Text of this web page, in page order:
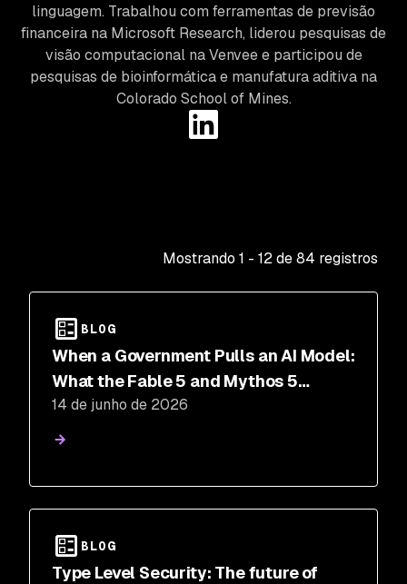
linguagem. Trabalhou com ferramentas de previsão
financeira na Microsoft Research, liderou pesquisas de
visão computacional na Venvee e participou de
pesquisas de bioinformática e manufatura aditiva na
Colorado School of Mines.
Mostrando 1 - 12de84 registros
BLOG
When a Government Pulls an AI Model:
What the Fable 5 and Mythos 5
Suspension Means for Security Teams
14 de junho de 2026
BLOG
Type Level Security: The future of